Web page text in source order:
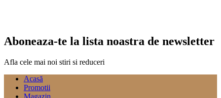
Aboneaza-te la lista noastra de newsletter
Afla cele mai noi stiri si reduceri
Acasă
Promotii
Magazin